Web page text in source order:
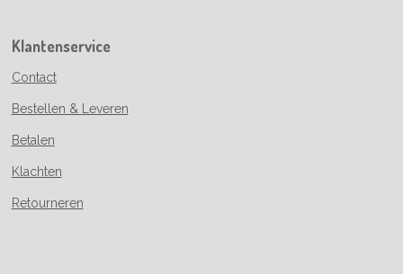
Klantenservice
Contact
Bestellen & Leveren
Betalen
Klachten
Retourneren